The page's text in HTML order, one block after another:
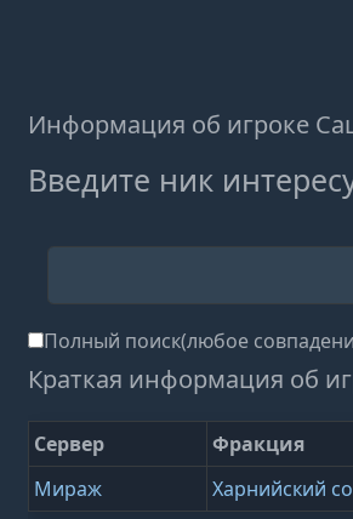
Информация об игроке
Введите ник
Полный поиск(любое
Краткая информация об
Сервер Фракция
Мираж
Харнийский